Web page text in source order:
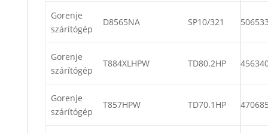
Gorenje
szárítógép
D8565NA SP10/321
Gorenje
szárítógép
T884XLHPW TD80.2HP
Gorenje
szárítógép
T857HPW TD70.1HP